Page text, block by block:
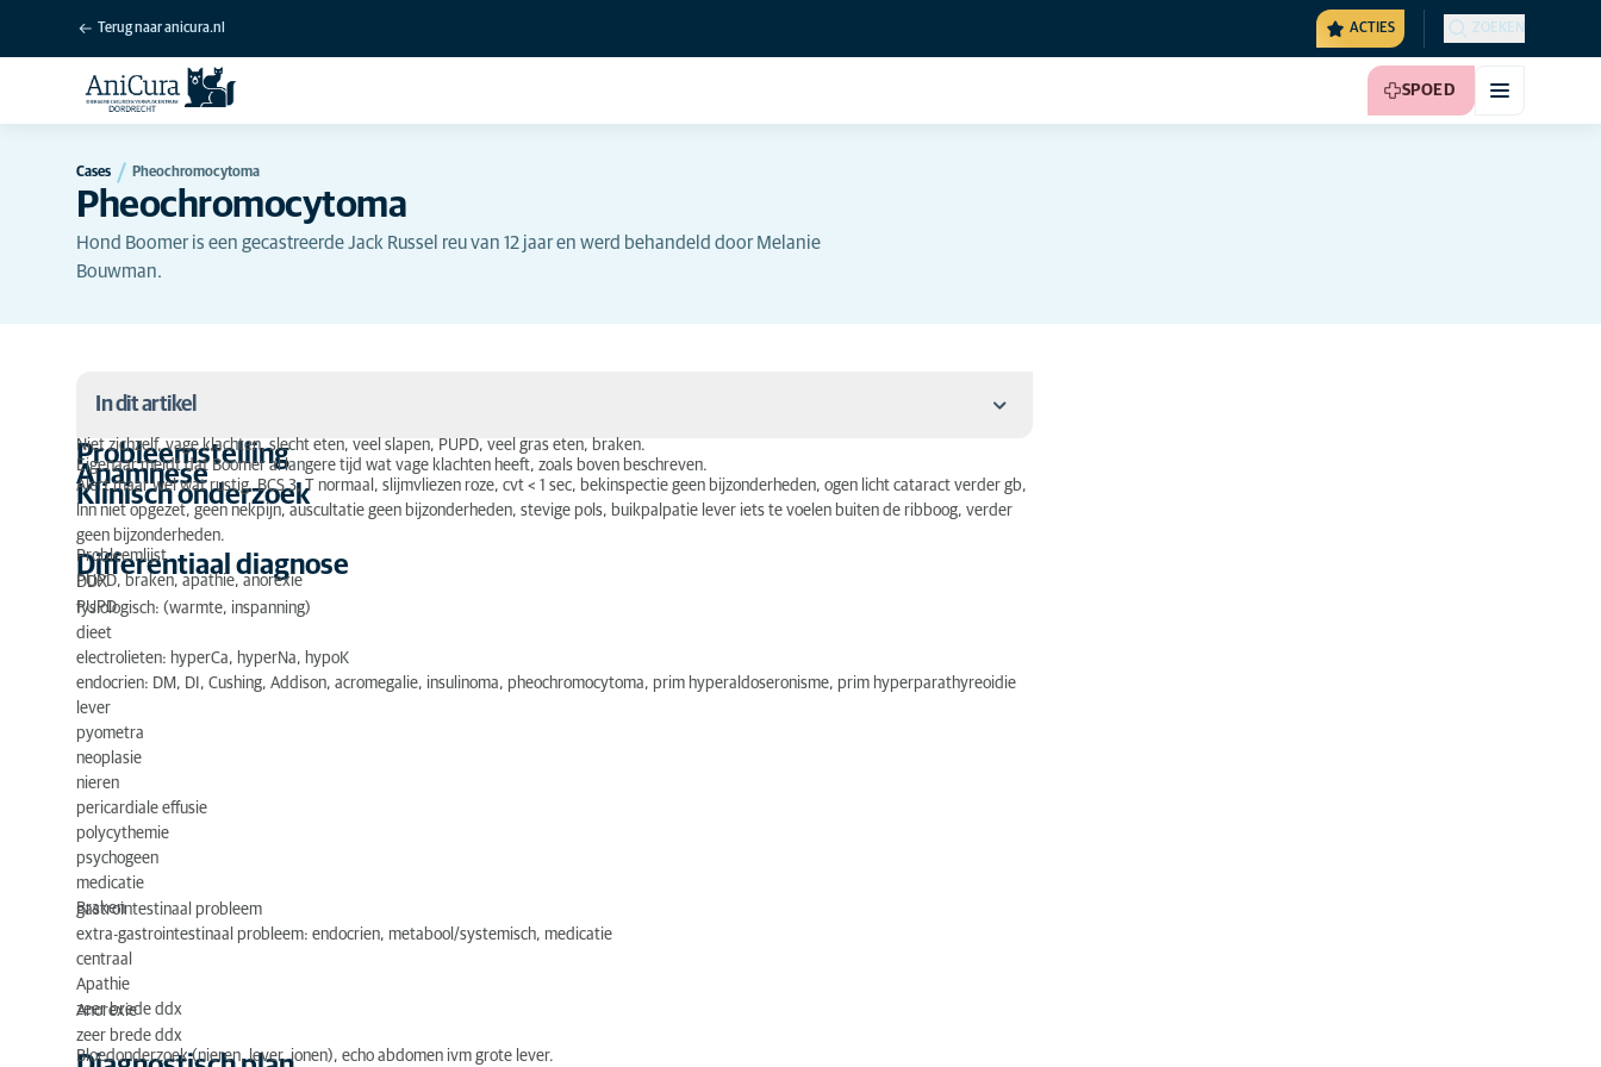
Terug naar anicura.nl ACTIES ZOEKEN
SPOED
Cases Pheochromocytoma
Pheochromocytoma
Hond Boomer is een gecastreerde Jack Russel reu van 12 jaar en werd behandeld door Melanie
Bouwman.
In dit artikel
Probleemstelling
Anamnese
Klinisch onderzoek
Differentiaal diagnose
Diagnostisch plan
Aanvullende diagnostiek
Diagnose
Behandelplan
Behandeling
Postoperatieve beeldvorming
Resultaat
Probleemstelling
Niet zichzelf, vage klachten, slecht eten, veel slapen, PUPD, veel gras eten, braken.
Anamnese
Eigenaar meldt dat Boomer al langere tijd wat vage klachten heeft, zoals boven beschreven.
Klinisch onderzoek
Alert maar wel wat rustig, BCS 3, T normaal, slijmvliezen roze, cvt < 1 sec, bekinspectie geen bijzonderheden, ogen licht cataract verder gb,
lnn niet opgezet, geen nekpijn, auscultatie geen bijzonderheden, stevige pols, buikpalpatie lever iets te voelen buiten de ribboog, verder
geen bijzonderheden.
Differentiaal diagnose
Probleemlijst
PUPD, braken, apathie, anorexie
DDX
PUPD
fysiologisch: (warmte, inspanning)
dieet
electrolieten: hyperCa, hyperNa, hypoK
endocrien: DM, DI, Cushing, Addison, acromegalie, insulinoma, pheochromocytoma, prim hyperaldoseronisme, prim hyperparathyreoidie
lever
pyometra
neoplasie
nieren
pericardiale effusie
polycythemie
psychogeen
medicatie
Braken
gastrointestinaal probleem
extra-gastrointestinaal probleem: endocrien, metabool/systemisch, medicatie
centraal
Apathie
zeer brede ddx
Anorexie
zeer brede ddx
Bloedonderzoek (nieren, lever, ionen), echo abdomen ivm grote lever.